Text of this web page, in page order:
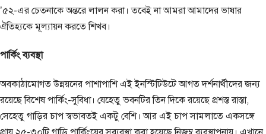
’৫২-এর চেতনাকে অন্তরে লালন করা। তবেই না আমরা আমাদের ভাষার
ঐতিহ্যকে মূল্যায়ন করতে শিখব।
পার্কিং ব্যবস্থা
অবকাঠামোগত উন্নয়নের পাশাপাশি এই ইনস্টিটিউটে আগত দর্শনার্থীদের জন্য
রয়েছে বিশেষ পার্কিং-সুবিধা। যেহেতু ভবনটির তিন দিকে রয়েছে প্রশস্ত রাস্তা,
সেহেতু গাড়ির চাপ স্বভাবতই একটু বেশি। আর এই চাপ সামলাতে একসঙ্গে